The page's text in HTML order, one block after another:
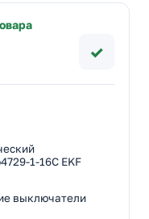
✓
1-16C EKF
выключатели